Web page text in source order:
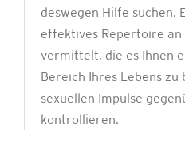
deswegen Hilfe suchen.
effektives Repertoire
vermittelt, die es Ihnen
Bereich Ihres Lebens zu
sexuellen Impulse
kontrollieren.